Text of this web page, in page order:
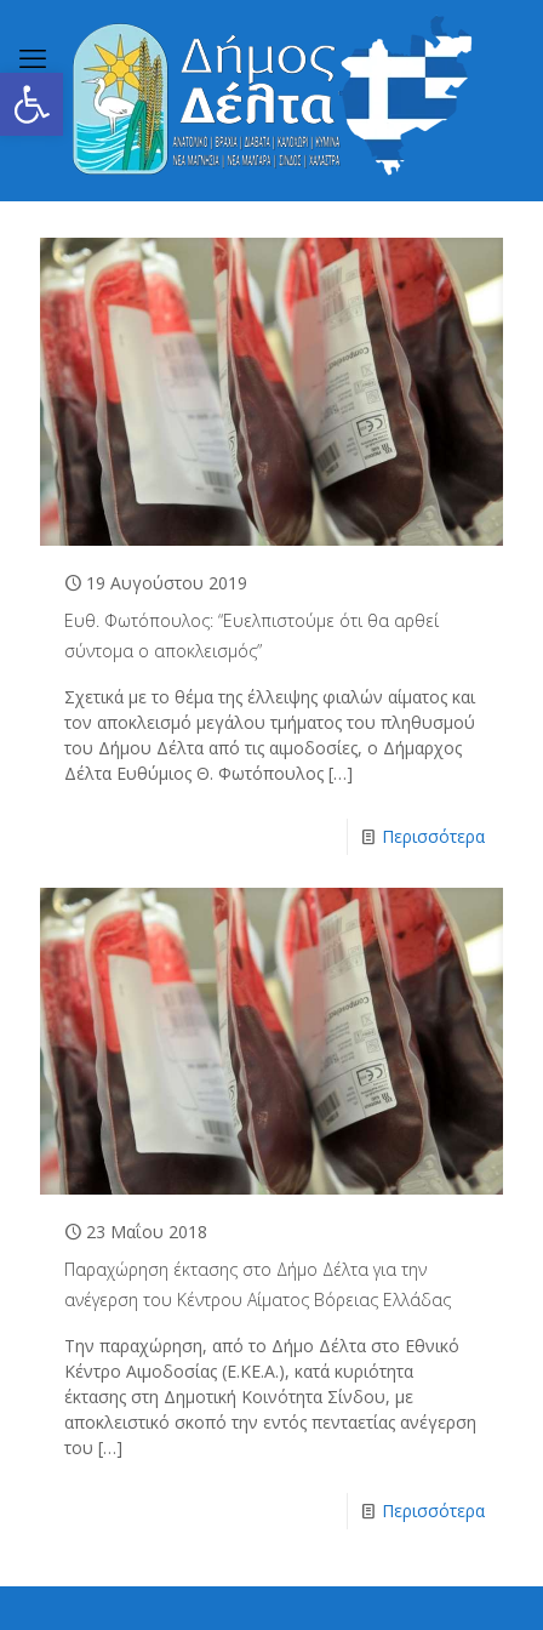
Ανοίξτε τη γραμμή εργαλείων
19 Αυγούστου 2019
Ευθ. Φωτόπουλος: “Ευελπιστούμε ότι θα αρθεί
σύντομα ο αποκλεισμός”
Σχετικά με το θέμα της έλλειψης φιαλών αίματος και
τον αποκλεισμό μεγάλου τμήματος του πληθυσμού
του Δήμου Δέλτα από τις αιμοδοσίες, ο Δήμαρχος
Δέλτα Ευθύμιος Θ. Φωτόπουλος […]
Περισσότερα
23 Μαΐου 2018
Παραχώρηση έκτασης στο Δήμο Δέλτα για την
ανέγερση του Κέντρου Αίματος Βόρειας Ελλάδας
Την παραχώρηση, από το Δήμο Δέλτα στο Εθνικό
Κέντρο Αιμοδοσίας (Ε.ΚΕ.Α.), κατά κυριότητα
έκτασης στη Δημοτική Κοινότητα Σίνδου, με
αποκλειστικό σκοπό την εντός πενταετίας ανέγερση
του […]
Περισσότερα